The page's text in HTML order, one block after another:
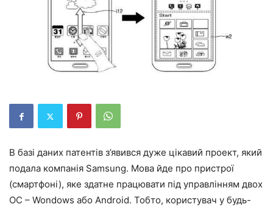
В базі даних патентів з’явився дуже цікавий проект, який
подала компанія Samsung. Мова йде про пристрої
(смартфоні), яке здатне працювати під управлінням двох
ОС – Wondows або Android. Тобто, користувач у будь-